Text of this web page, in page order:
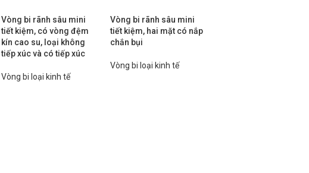
Vòng bi rãnh sâu mini
tiết kiệm, có vòng đệm
kín cao su, loại không
tiếp xúc và có tiếp xúc
Vòng bi loại kinh tế
Vòng bi rãnh sâu mini
tiết kiệm, hai mặt có nắp
chắn bụi
Vòng bi loại kinh tế